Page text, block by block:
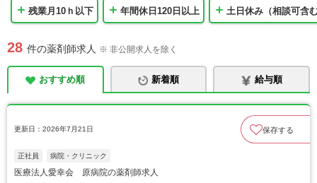
残業月10ｈ以下 年間休日120日以上 土日休み（相談可含
28 件の薬剤師求人 ※ 非公開求人を除く
おすすめ順 新着順 給与順
更新日：2026年7月21日 保存する
正社員 病院・クリニック
医療法人愛幸会 原病院の薬剤師求人